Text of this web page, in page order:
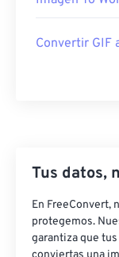
Convertir GIF
Tus datos,
En FreeConvert,
protegemos.
garantiza que